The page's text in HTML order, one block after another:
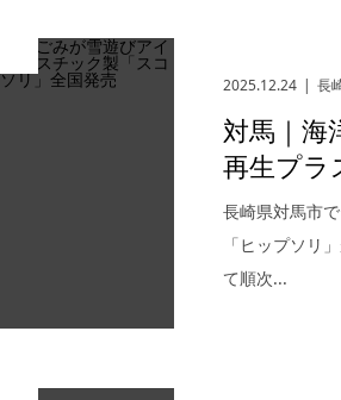
2025.12.24
長
対馬｜海
再生プラ
長崎県対馬市
「ヒップソリ
て順次...